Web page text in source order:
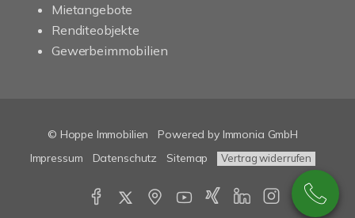
Mietangebote
Renditeobjekte
Gewerbeimmobilien
© Hoppe Immobilien
Powered by Immonia GmbH
Impressum
Datenschutz Sitemap Vertrag widerrufen